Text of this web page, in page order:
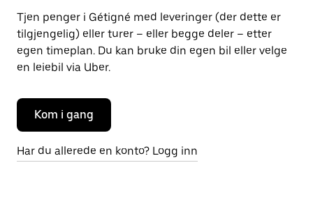
Tjen penger i Gétigné med leveringer (der dette er
tilgjengelig) eller turer – eller begge deler – etter
egen timeplan. Du kan bruke din egen bil eller velge
en leiebil via Uber.
Kom i gang
Har du allerede en konto? Logg inn